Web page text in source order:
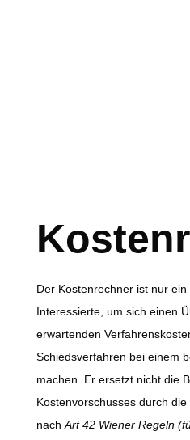
Der Kostenrechner ist nur
Interessierte, um sich einen
erwartenden
Schiedsverfahren bei einem
machen. Er ersetzt nicht die
Kostenvorschusses durch
nach Art 42 Wiener Regeln